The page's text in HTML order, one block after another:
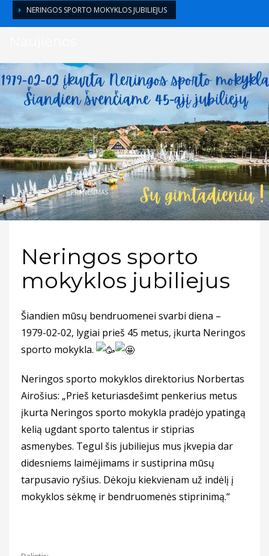
NERINGOS SPORTO MOKYKLOS JUBILIEJUS
2024-02-02 / >PRANEŠIMAS
Neringos sporto
mokyklos jubiliejus
Šiandien mūsų bendruomenei svarbi diena –
1979-02-02, lygiai prieš 45 metus, įkurta Neringos
sporto mokykla.
Neringos sporto mokyklos direktorius Norbertas
Airošius: „Prieš keturiasdešimt penkerius metus
įkurta Neringos sporto mokykla pradėjo ypatingą
kelią ugdant sporto talentus ir stiprias
asmenybes. Tegul šis jubiliejus mus įkvepia dar
didesniems laimėjimams ir sustiprina mūsų
tarpusavio ryšius. Dėkoju kiekvienam už indėlį į
mokyklos sėkmę ir bendruomenės stiprinimą.“